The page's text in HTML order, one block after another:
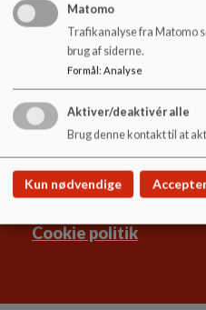
Dagtilbud Slangerup
Torvet 2, Frederikssund
EAN NR.
Sitemap
Cookie politik
Matomo
Trafikanalyse fra Matomo
brug af siderne.
Formål: Analyse
Aktiver/deaktivér alle
Brug denne kontakt til at
Kun nødvendige